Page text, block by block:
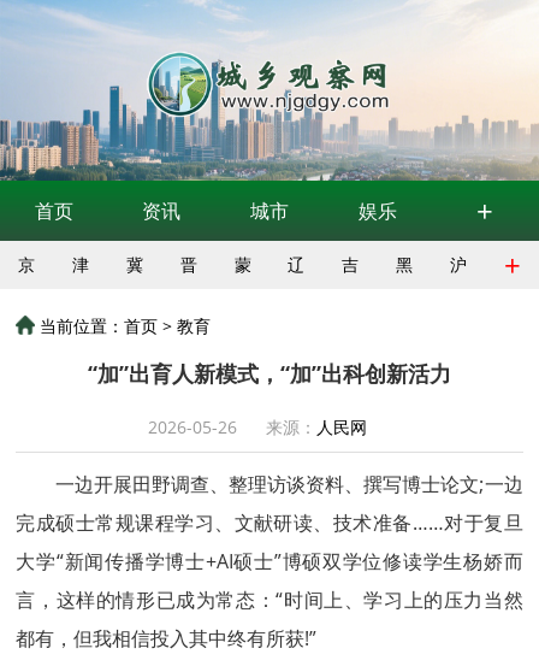
首页 资讯 城市 娱乐 +
京 津 冀 晋 蒙 辽 吉 黑 沪 +
当前位置：首页 >教育
“加”出育人新模式，“加”出科创新活力
2026-05-26 来源： 人民网
一边开展田野调查、整理访谈资料、撰写博士论文;一边
完成硕士常规课程学习、文献研读、技术准备……对于复旦
大学“新闻传播学博士+AI硕士”博硕双学位修读学生杨娇而
言，这样的情形已成为常态：“时间上、学习上的压力当然
都有，但我相信投入其中终有所获!”